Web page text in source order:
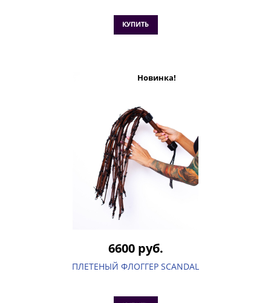
КУПИТЬ
Новинка!
6600 руб.
ПЛЕТЕНЫЙ ФЛОГГЕР SCANDAL